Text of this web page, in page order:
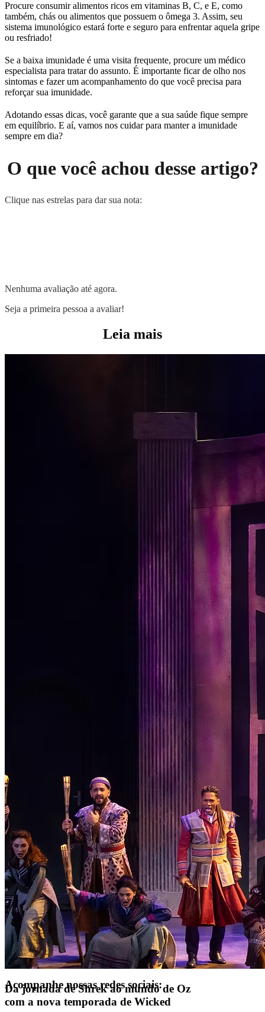
Procure consumir alimentos ricos em vitaminas B, C, e E, como
também, chás ou alimentos que possuem o ômega 3. Assim, seu
sistema imunológico estará forte e seguro para enfrentar aquela gripe
ou resfriado!
Se a baixa imunidade é uma visita frequente, procure um médico
especialista para tratar do assunto. É importante ficar de olho nos
sintomas e fazer um acompanhamento do que você precisa para
reforçar sua imunidade.
Adotando essas dicas, você garante que a sua saúde fique sempre
em equilíbrio. E aí, vamos nos cuidar para manter a imunidade
sempre em dia?
O que você achou desse artigo?
Clique nas estrelas para dar sua nota:
Nenhuma avaliação até agora.
Seja a primeira pessoa a avaliar!
Leia mais
Da jornada de Shrek ao mundo de Oz
com a nova temporada de Wicked
Código Corporativo de Conduta Ética
Educação Financeira
Política de Prevenção à Lavagem de Dinheiro
Política de Privacidade
Lei ECA Digital
Alelo Pod Gestão de VT
Soluções de Pagamentos
Alelo S.A.
CNPJ 04.740.876/0001-25 | Alameda Xingu, 512, 3º, 4º e 16º (parte)
andares, Alphaville, Barueri/SP | CEP 06455-030
Naip Instituição de Pagamento S.A.
CNPJ 09.092.759/0001-16 | Alameda Xingu, 512, 3º andar, parte,
Alphaville, Barueri/SP | CEP 06455-030
Todos os direitos reservados.
Copyright 2025 Alelo.
Acompanhe nossas redes sociais: